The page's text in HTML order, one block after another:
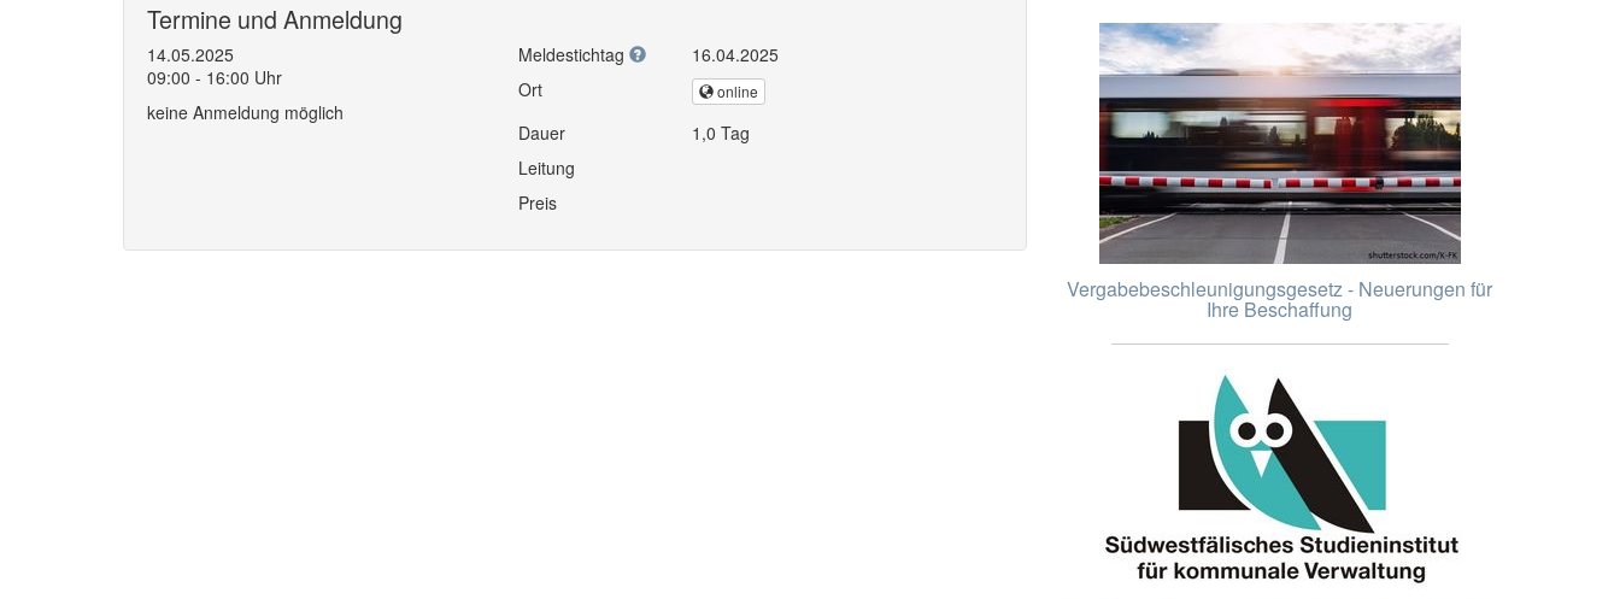
Termine und Anmeldung
14.05.2025
09:00 - 16:00 Uhr
keine Anmeldung möglich
Meldestichtag
16.04.2025
Ort
online
Dauer
1,0 Tag
Leitung
Preis
Vergabebeschleunigungsgesetz - Neuerungen für
Ihre Beschaffung